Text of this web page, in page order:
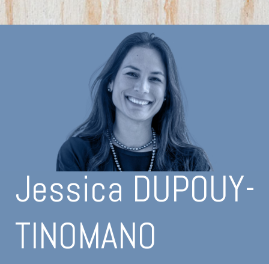
Jessica DUPOUY-
TINOMANO